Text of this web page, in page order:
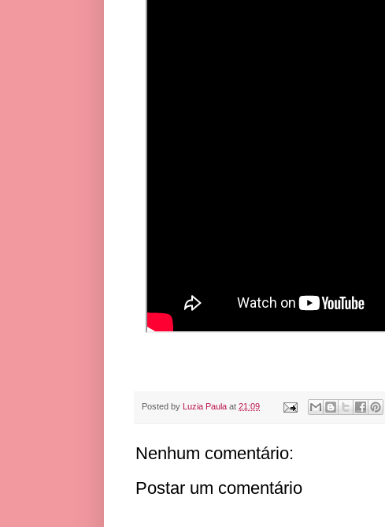
Posted by Luzia Paula at 21:09
Nenhum comentário:
Postar um comentário